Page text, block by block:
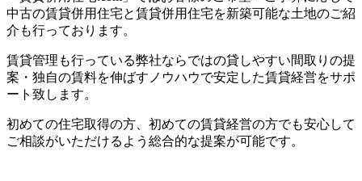
中古の賃貸併用住宅と賃貸併用住宅を新築可能な土地のご紹
介も行っております。
賃貸管理も行っている弊社ならではの貸しやすい間取りの提
案・独自の賃料を伸ばすノウハウで安定した賃貸経営をサポ
ート致します。
初めての住宅取得の方、初めての賃貸経営の方でも安心して
ご相談がいただけるよう総合的な提案が可能です。